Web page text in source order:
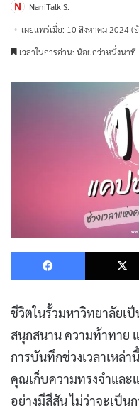
NaniTalk S.
เผยแพร่เมื่อ: 10 สิงหาคม 2024 (
เวลาในการอ่าน: น้อยกว่าหนึ่งนาที
Facebook
ชีวิตในรั้วมหาวิทยาลัยเ
สนุกสนาน ความท้าทาย
การบันทึกช่วงเวลาเหล่
คุณเก็บความทรงจำแล
อย่างมีสีสัน ไม่ว่าจะเป็น